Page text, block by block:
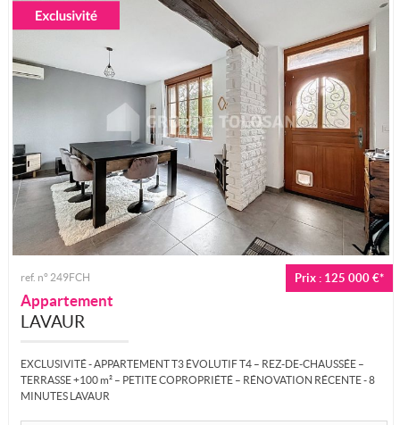
Prix : 125 000 €*
ref. n° 249FCH
Appartement
LAVAUR
EXCLUSIVITÉ - APPARTEMENT T3 ÉVOLUTIF T4 – REZ-DE-CHAUSSÉE –
TERRASSE +100 m² – PETITE COPROPRIÉTÉ – RÉNOVATION RÉCENTE - 8
MINUTES LAVAUR